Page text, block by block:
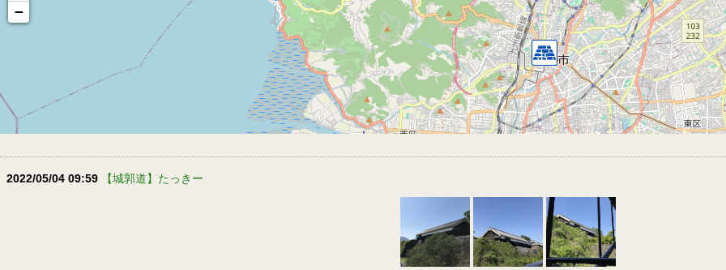
−
2022/05/04 09:59 【城郭道】たっきー